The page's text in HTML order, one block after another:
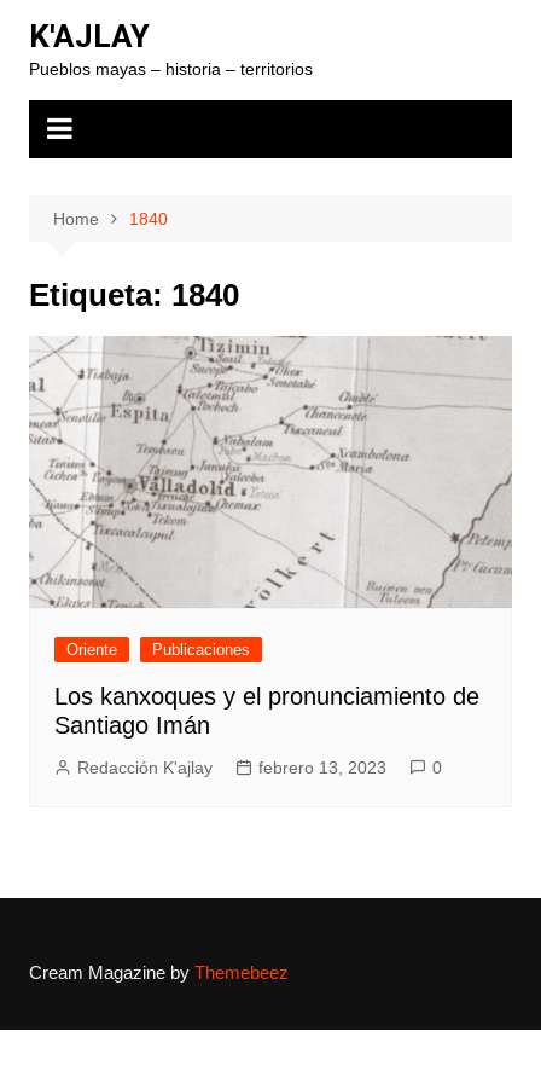
content
K'AJLAY
Pueblos mayas – historia – territorios
Home 1840
Etiqueta: 1840
Oriente Publicaciones
Los kanxoques y el pronunciamiento de
Santiago Imán
Redacción K'ajlay febrero 13, 2023 0
Cream Magazine by Themebeez